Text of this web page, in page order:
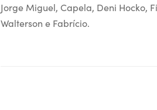
Jorge Miguel, Capela, Deni Hocko,
Walterson e Fabrício.